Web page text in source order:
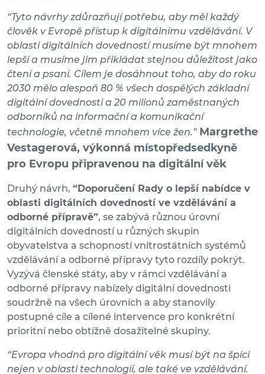
“Tyto návrhy zdůrazňují potřebu, aby měl každý
člověk v Evropě přístup k digitálnímu vzdělávání. V
oblasti digitálních dovedností musíme být mnohem
lepší a musíme jim přikládat stejnou důležitost jako
čtení a psaní. Cílem je dosáhnout toho, aby do roku
2030 mělo alespoň 80 % všech dospělých základní
digitální dovednosti a 20 milionů zaměstnaných
odborníků na informační a komunikační
technologie, včetně mnohem více žen.” Margrethe
Vestagerová, výkonná místopředsedkyně
pro Evropu připravenou na digitální věk
Druhý návrh, “Doporučení Rady o lepší nabídce v
oblasti digitálních dovedností ve vzdělávání a
odborné přípravě”, se zabývá různou úrovní
digitálních dovedností u různých skupin
obyvatelstva a schopností vnitrostátních systémů
vzdělávání a odborné přípravy tyto rozdíly pokrýt.
Vyzývá členské státy, aby v rámci vzdělávání a
odborné přípravy nabízely digitální dovednosti
soudržně na všech úrovních a aby stanovily
postupné cíle a cílené intervence pro konkrétní
prioritní nebo obtížně dosažitelné skupiny.
“Evropa vhodná pro digitální věk musí být na špici
nejen v oblasti technologií, ale také ve vzdělávání.